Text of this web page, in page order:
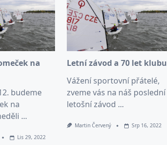
na
budeme
na
...
Lis 29, 2022
Letní závod a 70 let klubu
Vážení sportovní přátelé,
zveme vás na náš poslední
letošní závod ...
Martin Červený Srp 16, 2022